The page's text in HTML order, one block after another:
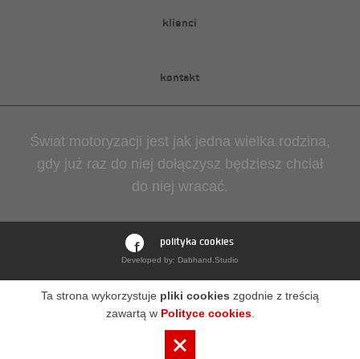
klienci
kontakt
Świat motoryzacji jest jak jedna wielka rodzina,
gdy już raz do niej dołączysz będziesz chciał
do niej wracać.
polityka cookies
Developed by: Dabhand.Studio
Ta strona wykorzystuje pliki cookies zgodnie z treścią
zawartą w Polityce cookies.